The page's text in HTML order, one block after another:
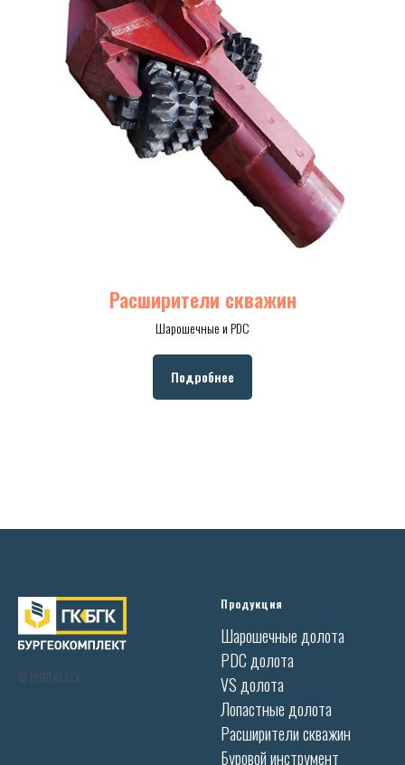
Расширители скважин
Шарошечные и PDC
Подробнее
© 1998 КГ БГК
Продукция
Шарошечные долота
PDC долота
VS долота
Лопастные долота
Расширители скважин
Буровой инструмент